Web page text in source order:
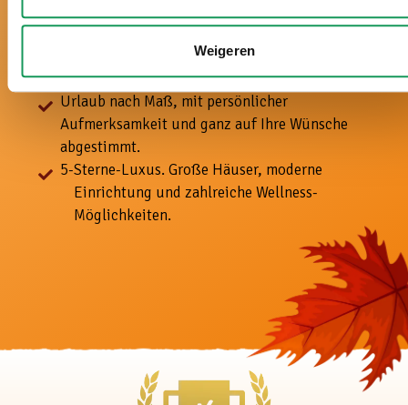
Weigeren
Schon sechsmal hintereinander mit einem Zoover
Award gekrönt und mit 9,8 von 10 Punkten
bewertet.
Urlaub nach Maß, mit persönlicher
Aufmerksamkeit und ganz auf Ihre Wünsche
abgestimmt.
5-Sterne-Luxus. Große Häuser, moderne
Einrichtung und zahlreiche Wellness-
Möglichkeiten.